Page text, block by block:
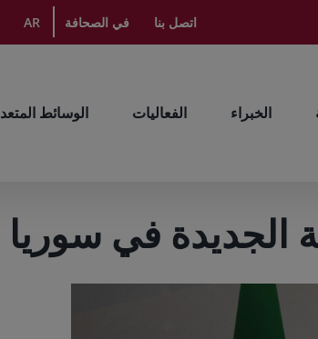
اتصل بنا في الصحافة AR
الخبراء الفعاليات الوسائط